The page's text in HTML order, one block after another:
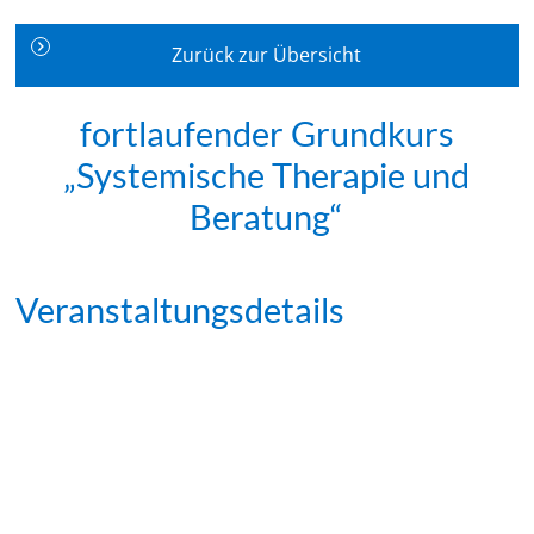
Zurück zur Übersicht
fortlaufender Grundkurs
„Systemische Therapie und
Beratung“
Veranstaltungsdetails